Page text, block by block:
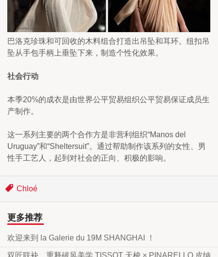
巴洛克珍珠和可回收的木料组合打造出吊坠和耳环。纽扣吊
坠从手包手柄上垂坠下来，制造个性化效果。
社会行动
本季20%的成衣是由世界公平贸易组织公平贸易保证成员生
产制作。
这一系列主要的两个合作方是非营利组织“Manos del
Uruguay”和“Sheltersuit”。通过帮助制作该系列的女性、男
性手工艺人，起到对社会的正向、积极的影响。
Chloé
更多推荐
欢迎来到 la Galerie du 19M SHANGHAI ！
双匠联袂，重释破风美学 TISSOT 天梭 × PINARELLO 皮纳